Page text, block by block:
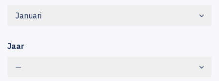
Januari
Jaar
—